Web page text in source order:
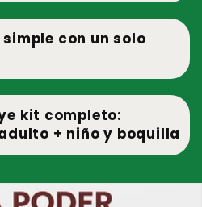
simple con un solo
kit completo:
+ niño y boquilla